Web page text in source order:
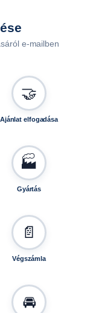
e-mailben
🤝
Ajánlat elfogadása
🏭
Gyártás
📄
Végszámla
🚘